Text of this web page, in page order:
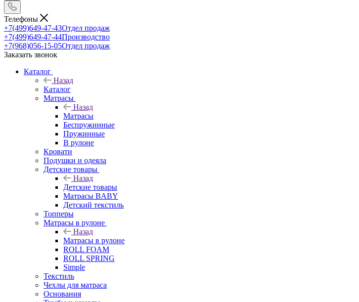
Телефоны
+7(499)649-47-43Отдел продаж
+7(499)649-47-44Производство
+7(968)056-15-05Отдел продаж
Заказать звонок
Каталог
Назад
Каталог
Матрасы
Назад
Матрасы
Беспружинные
Пружинные
В рулоне
Кровати
Подушки и одеяла
Детские товары
Назад
Детские товары
Матрасы BABY
Детский текстиль
Топперы
Матрасы в рулоне
Назад
Матрасы в рулоне
ROLL FOAM
ROLL SPRING
Simple
Текстиль
Чехлы для матраса
Основания